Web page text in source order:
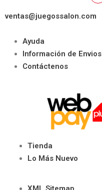
ventas@juegossalon.com
Ayuda
Información de Envios
Contáctenos
Tienda
Lo Más Nuevo